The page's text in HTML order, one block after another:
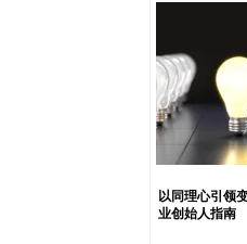
关切的平台
长期成功中
重要。 统一
理解变革背
基层执行之
定性。 维护
保变革顺利
力。 仅有
以同理心引领
业创始人指南